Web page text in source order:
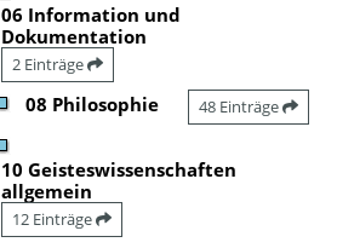
06 Information und
Dokumentation
2 Einträge
08 Philosophie 48 Einträge
10 Geisteswissenschaften
allgemein
12 Einträge